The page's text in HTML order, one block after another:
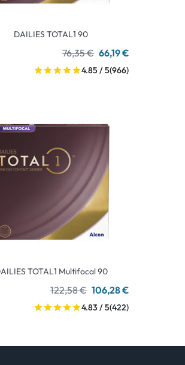
DAILIES TOTAL1 90
76,35 € 66,19 €
4.85 / 5(966)
TOTAL1 Multifocal 90
122,58 € 106,28 €
4.83 / 5(422)